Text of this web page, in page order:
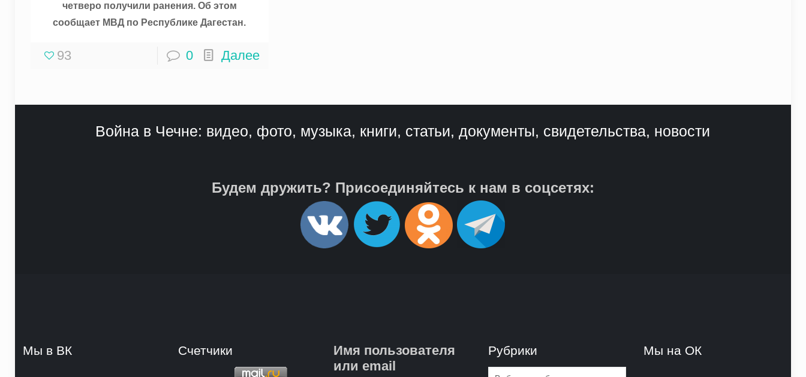
четверо получили ранения. Об этом
сообщает МВД по Республике Дагестан.
93 0 Далее
Война в Чечне: видео, фото, музыка, книги, статьи, документы, свидетельства, новости
Будем дружить? Присоединяйтесь к нам в соцсетях:
Мы в ВК Счетчики
Имя пользователя
или email
Рубрики
Рубрики
Мы на ОК